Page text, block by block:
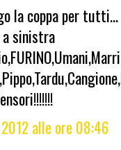
la coppa per tutti...
sinistra
alle ore 08:46